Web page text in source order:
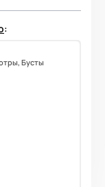
:
Бусты